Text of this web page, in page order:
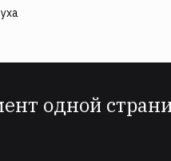
одной